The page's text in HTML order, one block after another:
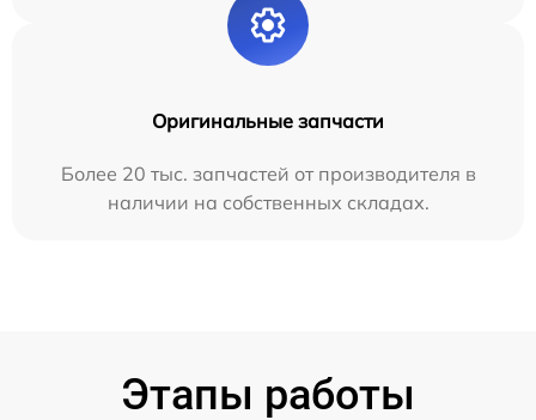
Оригинальные запчасти
Более 20 тыс. запчастей от производителя в
наличии на собственных складах.
Этапы работы